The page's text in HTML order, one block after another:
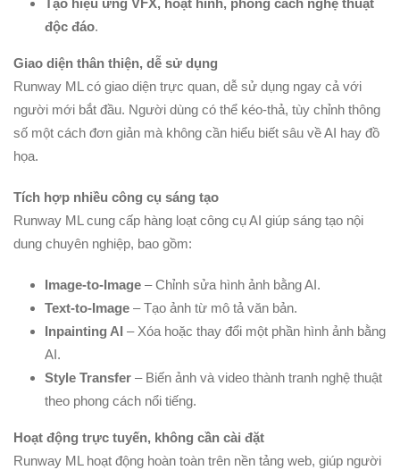
Tạo hiệu ứng VFX, hoạt hình, phong cách nghệ thuật
độc đáo.
Giao diện thân thiện, dễ sử dụng
Runway ML có giao diện trực quan, dễ sử dụng ngay cả với
người mới bắt đầu. Người dùng có thể kéo-thả, tùy chỉnh thông
số một cách đơn giản mà không cần hiểu biết sâu về AI hay đồ
họa.
Tích hợp nhiều công cụ sáng tạo
Runway ML cung cấp hàng loạt công cụ AI giúp sáng tạo nội
dung chuyên nghiệp, bao gồm:
Image-to-Image – Chỉnh sửa hình ảnh bằng AI.
Text-to-Image – Tạo ảnh từ mô tả văn bản.
Inpainting AI – Xóa hoặc thay đổi một phần hình ảnh bằng
AI.
Style Transfer – Biến ảnh và video thành tranh nghệ thuật
theo phong cách nổi tiếng.
Hoạt động trực tuyến, không cần cài đặt
Runway ML hoạt động hoàn toàn trên nền tảng web, giúp người